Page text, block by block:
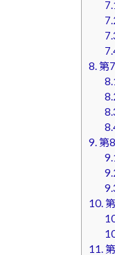
8.第
9.第
10.
11.